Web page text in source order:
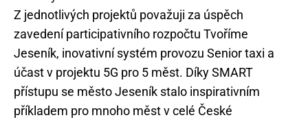
Z jednotlivých projektů považuji za úspěch
zavedení participativního rozpočtu Tvoříme
Jeseník, inovativní systém provozu Senior taxi a
účast v projektu 5G pro 5 měst. Díky SMART
přístupu se město Jeseník stalo inspirativním
příkladem pro mnoho měst v celé České